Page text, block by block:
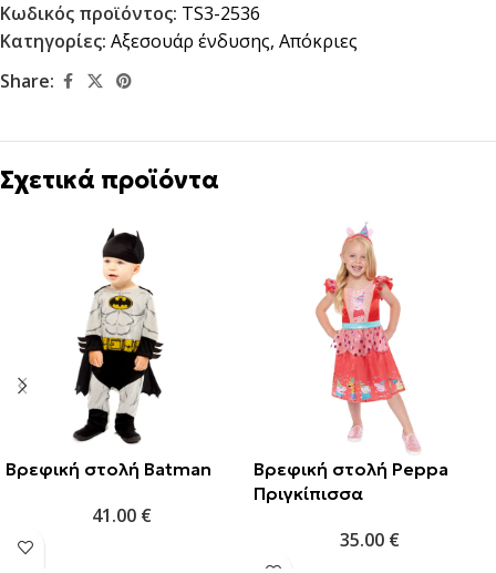
Κωδικός προϊόντος: TS3-2536
Κατηγορίες: Αξεσουάρ ένδυσης, Απόκριες
Share:
Σχετικά προϊόντα
Βρεφική στολή Batman
41.00 €
Βρεφική στολή Peppa
Πριγκίπισσα
35.00 €